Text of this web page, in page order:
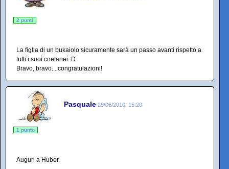
2 punti
La figlia di un bukaiolo sicuramente sarà un passo avanti rispetto a
tutti i suoi coetanei :D
Bravo, bravo... congratulazioni!
Pasquale 29/06/2010, 15:20
1 punto
Auguri a Huber.